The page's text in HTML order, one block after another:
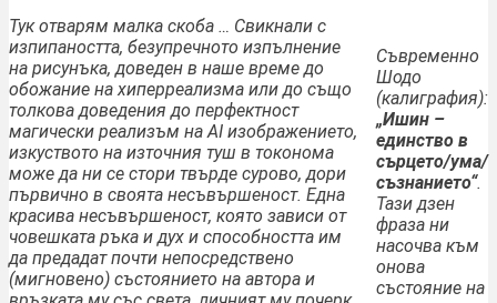
Съвременно
Шодо
(калиграфия):
„Ишин –
единство в
сърцето/ума/
съзнанието“.
Тази дзен
фраза ни
насочва към
онова
състояние на
Тук отварям малка скоба … Свикнали с
изпипаността, безупречното изпълнение
на рисунъка, доведен в наше време до
обожание на хиперреализма или до също
толкова доведения до перфектност
магически реализъм на AI изображението,
изкуството на източния туш в токонома
може да ни се стори твърде сурово, дори
първично в своята несъвършеност. Една
красива несъвършеност, която зависи от
човешката ръка и дух и способността им
да предадат почти непосредствено
(мигновено) състоянието на автора и